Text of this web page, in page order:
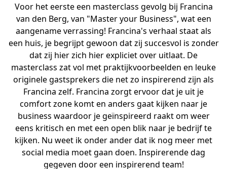
Voor het eerste een masterclass gevolg bij Francina
van den Berg, van "Master your Business", wat een
aangename verrassing! Francina's verhaal staat als
een huis, je begrijpt gewoon dat zij succesvol is zonder
dat zij hier zich hier expliciet over uitlaat. De
masterclass zat vol met praktijkvoorbeelden en leuke
originele gastsprekers die net zo inspirerend zijn als
Francina zelf. Francina zorgt ervoor dat je uit je
comfort zone komt en anders gaat kijken naar je
business waardoor je geïnspireerd raakt om weer
eens kritisch en met een open blik naar je bedrijf te
kijken. Nu weet ik onder ander dat ik nog meer met
social media moet gaan doen. Inspirerende dag
gegeven door een inspirerend team!